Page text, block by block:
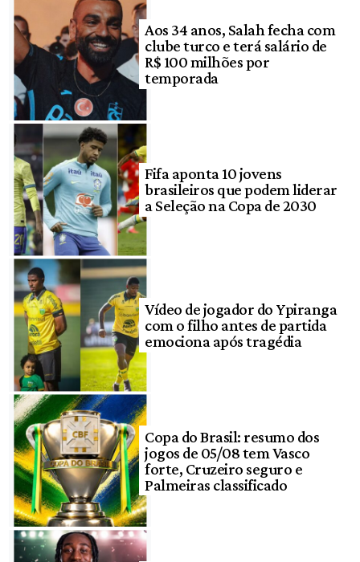
Aos 34 anos, Salah fecha com
clube turco e terá salário de
R$ 100 milhões por
temporada
Fifa aponta 10 jovens
brasileiros que podem liderar
a Seleção na Copa de 2030
Vídeo de jogador do Ypiranga
com o filho antes de partida
emociona após tragédia
Copa do Brasil: resumo dos
jogos de 05/08 tem Vasco
forte, Cruzeiro seguro e
Palmeiras classificado